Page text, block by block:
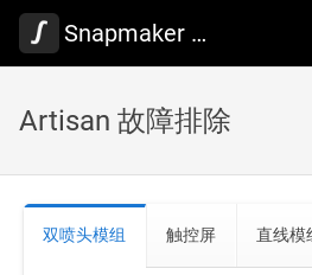
Snapmaker Wiki
Artisan 故障排除
双喷头模组 触控屏 直线模